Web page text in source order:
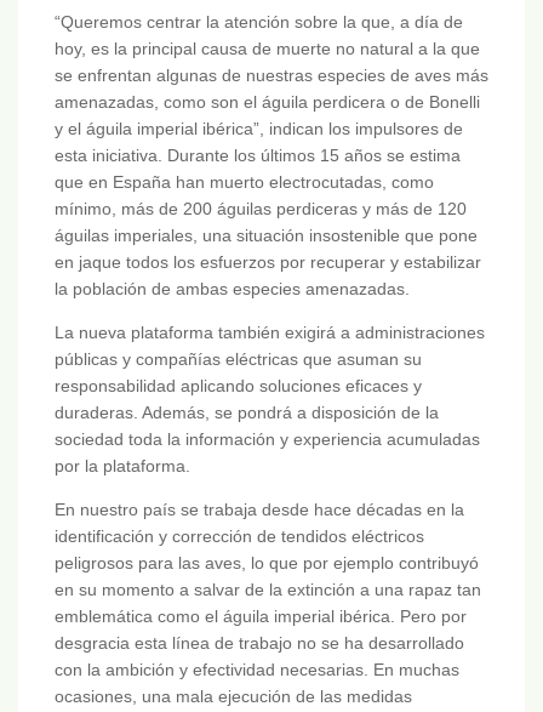
“Queremos centrar la atención sobre la que, a día de
hoy, es la principal causa de muerte no natural a la que
se enfrentan algunas de nuestras especies de aves más
amenazadas, como son el águila perdicera o de Bonelli
y el águila imperial ibérica”, indican los impulsores de
esta iniciativa. Durante los últimos 15 años se estima
que en España han muerto electrocutadas, como
mínimo, más de 200 águilas perdiceras y más de 120
águilas imperiales, una situación insostenible que pone
en jaque todos los esfuerzos por recuperar y estabilizar
la población de ambas especies amenazadas.
La nueva plataforma también exigirá a administraciones
públicas y compañías eléctricas que asuman su
responsabilidad aplicando soluciones eficaces y
duraderas. Además, se pondrá a disposición de la
sociedad toda la información y experiencia acumuladas
por la plataforma.
En nuestro país se trabaja desde hace décadas en la
identificación y corrección de tendidos eléctricos
peligrosos para las aves, lo que por ejemplo contribuyó
en su momento a salvar de la extinción a una rapaz tan
emblemática como el águila imperial ibérica. Pero por
desgracia esta línea de trabajo no se ha desarrollado
con la ambición y efectividad necesarias. En muchas
ocasiones, una mala ejecución de las medidas